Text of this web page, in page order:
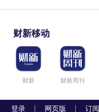
财新移动
财新 财新周刊
登录 网页版 订